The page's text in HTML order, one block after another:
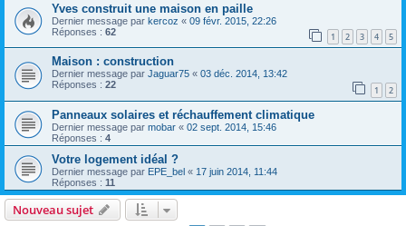
Yves construit une maison en paille
Dernier message par kercoz « 09 févr. 2015, 22:26
Réponses : 62 1 2 3 4 5
Maison : construction
Dernier message par Jaguar75 « 03 déc. 2014, 13:42
Réponses : 22 1 2
Panneaux solaires et réchauffement climatique
Dernier message par mobar « 02 sept. 2014, 15:46
Réponses : 4
Votre logement idéal ?
Dernier message par EPE_bel « 17 juin 2014, 11:44
Réponses : 11
Nouveau sujet